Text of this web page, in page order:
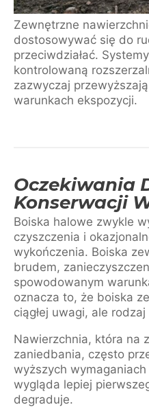
Zewnętrzne
dostosowywać się do
przeciwdziałać.
kontrolowaną
zazwyczaj
warunkach ekspozycji.
Oczekiwania
Konserwacji
Boiska halowe zwykle
czyszczenia i
wykończenia. Boiska
brudem,
spowodowanym
oznacza to, że boiska
ciągłej uwagi, ale
Nawierzchnia, która na
zaniedbania, często
wyższych
wygląda lepiej
degraduje.